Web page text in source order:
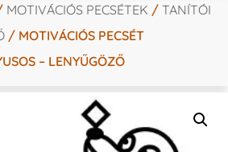
MOTIVÁCIÓS PECSÉTEK / TANÍTÓI
/ MOTIVÁCIÓS PECSÉT
– LENYŰGÖZŐ